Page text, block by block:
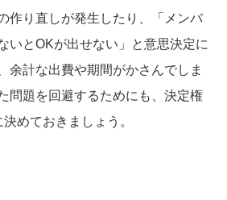
作り直しが発生したり、「メンバ
いとOKが出せない」と意思決定に
余計な出費や期間がかさんでしま
問題を回避するためにも、決定権
めておきましょう。